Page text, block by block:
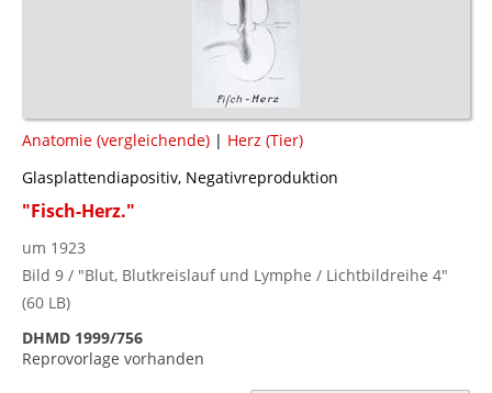
Anatomie (vergleichende) | Herz (Tier)
Glasplattendiapositiv, Negativreproduktion
"Fisch-Herz."
um 1923
Bild 9 / "Blut, Blutkreislauf und Lymphe / Lichtbildreihe 4"
(60 LB)
DHMD 1999/756
Reprovorlage vorhanden